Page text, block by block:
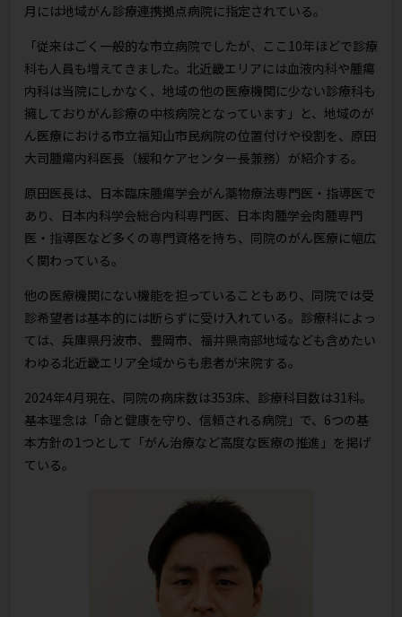
月には地域がん診療連携拠点病院に指定されている。
「従来はごく一般的な市立病院でしたが、ここ10年ほどで診療
科も人員も増えてきました。北近畿エリアには血液内科や腫瘍
内科は当院にしかなく、地域の他の医療機関に少ない診療科も
擁しておりがん診療の中核病院となっています」と、地域のが
ん医療における市立福知山市民病院の位置付けや役割を、原田
大司腫瘍内科医長（緩和ケアセンター長兼務）が紹介する。
原田医長は、日本臨床腫瘍学会がん薬物療法専門医・指導医で
あり、日本内科学会総合内科専門医、日本肉腫学会肉腫専門
医・指導医など多くの専門資格を持ち、同院のがん医療に幅広
く関わっている。
他の医療機関にない機能を担っていることもあり、同院では受
診希望者は基本的には断らずに受け入れている。診療科によっ
ては、兵庫県丹波市、豊岡市、福井県南部地域なども含めたい
わゆる北近畿エリア全域からも患者が来院する。
2024年4月現在、同院の病床数は353床、診療科目数は31科。
基本理念は「命と健康を守り、信頼される病院」で、6つの基
本方針の1つとして「がん治療など高度な医療の推進」を掲げ
ている。